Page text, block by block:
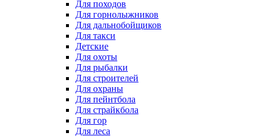
Для походов
Для горнолыжников
Для дальнобойщиков
Для такси
Детские
Для охоты
Для рыбалки
Для строителей
Для охраны
Для пейнтбола
Для страйкбола
Для гор
Для леса